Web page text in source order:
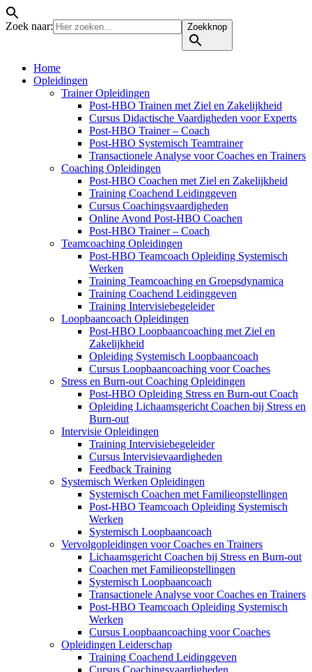
Zoek naar: Zoekknop
Home
Opleidingen
Trainer Opleidingen
Post-HBO Trainen met Ziel en Zakelijkheid
Cursus Didactische Vaardigheden voor Experts
Post-HBO Trainer – Coach
Post-HBO Systemisch Teamtrainer
Transactionele Analyse voor Coaches en Trainers
Coaching Opleidingen
Post-HBO Coachen met Ziel en Zakelijkheid
Training Coachend Leidinggeven
Cursus Coachingsvaardigheden
Online Avond Post-HBO Coachen
Post-HBO Trainer – Coach
Teamcoaching Opleidingen
Post-HBO Teamcoach Opleiding Systemisch
Werken
Training Teamcoaching en Groepsdynamica
Training Coachend Leidinggeven
Training Intervisiebegeleider
Loopbaancoach Opleidingen
Post-HBO Loopbaancoaching met Ziel en
Zakelijkheid
Opleiding Systemisch Loopbaancoach
Cursus Loopbaancoaching voor Coaches
Stress en Burn-out Coaching Opleidingen
Post-HBO Opleiding Stress en Burn-out Coach
Opleiding Lichaamsgericht Coachen bij Stress en
Burn-out
Intervisie Opleidingen
Training Intervisiebegeleider
Cursus Intervisievaardigheden
Feedback Training
Systemisch Werken Opleidingen
Systemisch Coachen met Familieopstellingen
Post-HBO Teamcoach Opleiding Systemisch
Werken
Systemisch Loopbaancoach
Vervolgopleidingen voor Coaches en Trainers
Lichaamsgericht Coachen bij Stress en Burn-out
Coachen met Familieopstellingen
Systemisch Loopbaancoach
Transactionele Analyse voor Coaches en Trainers
Post-HBO Teamcoach Opleiding Systemisch
Werken
Cursus Loopbaancoaching voor Coaches
Opleidingen Leiderschap
Training Coachend Leidinggeven
Cursus Coachingsvaardigheden